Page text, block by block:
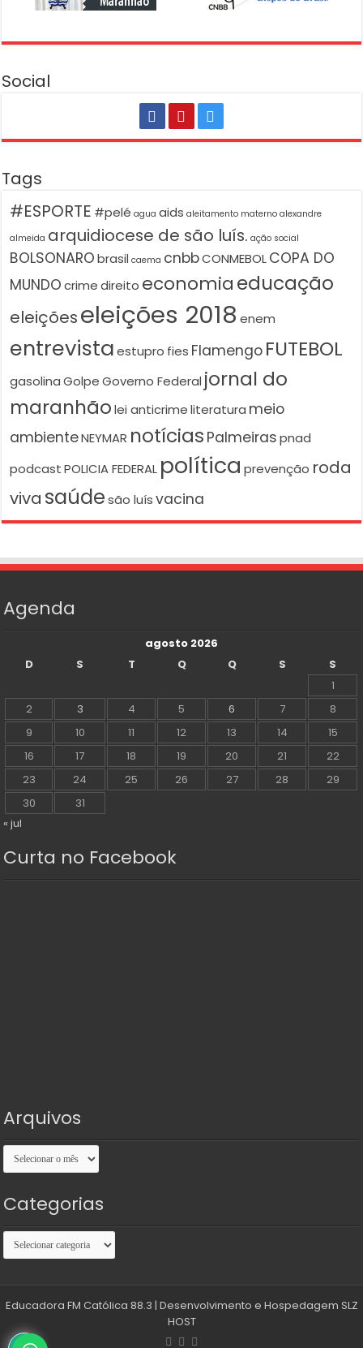
Social
Tags
#ESPORTE #pelé agua aids aleitamento materno alexandre
almeida arquidiocese de são luís. ação social
BOLSONARO brasil caema cnbbCONMEBOLCOPA DO
MUNDO crime direito economiaeducação
eleiçõeseleições 2018 enem
entrevista estupro fies Flamengo FUTEBOL
gasolina Golpe Governo Federal jornal do
maranhão lei anticrime literatura meio
ambienteNEYMAR notícias Palmeiras pnad
podcast POLICIA FEDERAL política prevenção roda
viva saúde são luís vacina
Agenda
agosto 2026
D
S T Q Q S
S
1
2
3 4 5 6 7
8
9
10 11 12 13 14
15
16
17 18 19 20 21
22
23
24 25 26 27 28
29
30
31
« jul
Curta no Facebook
Arquivos
Arquivos
Categorias
Categorias
Educadora FM Católica 88.3 | Desenvolvimento e Hospedagem SLZ
HOST